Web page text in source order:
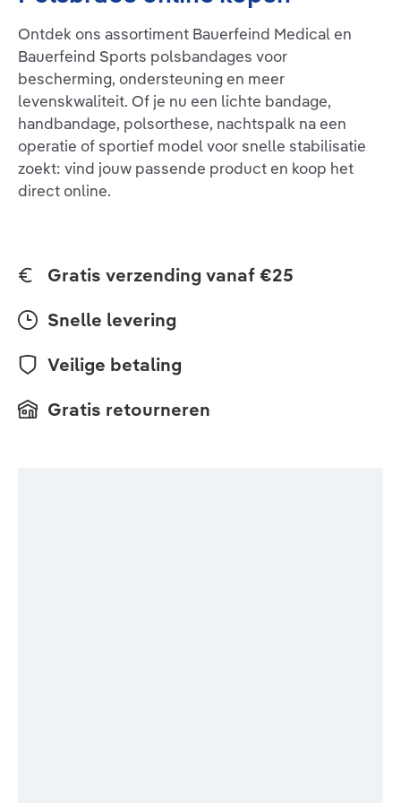
Ontdek ons assortiment Bauerfeind Medical en
Bauerfeind Sports polsbandages voor
bescherming, ondersteuning en meer
levenskwaliteit. Of je nu een lichte bandage,
handbandage, polsorthese, nachtspalk na een
operatie of sportief model voor snelle stabilisatie
zoekt: vind jouw passende product en koop het
direct online.
Gratis verzending vanaf €25
Snelle levering
Veilige betaling
Gratis retourneren